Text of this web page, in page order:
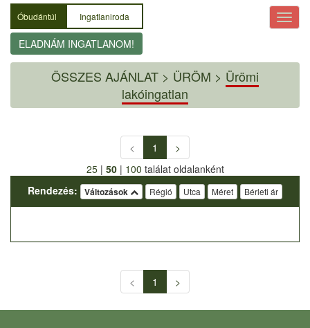
Óbudántúl Ingatlaniroda
ELADNÁM INGATLANOM!
ÖSSZES AJÁNLAT > ÜRÖM > Ürömi
lakóingatlan
< 1
>
25| 50| 100 találat oldalanként
Rendezés:
Változások Régió Utca Méret Bérleti ár
< 1 >